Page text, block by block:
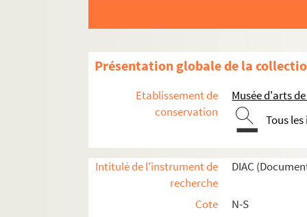
Présentation globale de la
Etablissement de
conservation
Musée d'arts
Tous
Intitulé de l'instrument de
recherche
DIAC
Cote
N-S
Artistes. PHILLIPS, Peter
Artistes. PHILLIPS,
Artistes régionaux. PHOLIEN, Cyrille
Artistes. PIA, Raphaelle